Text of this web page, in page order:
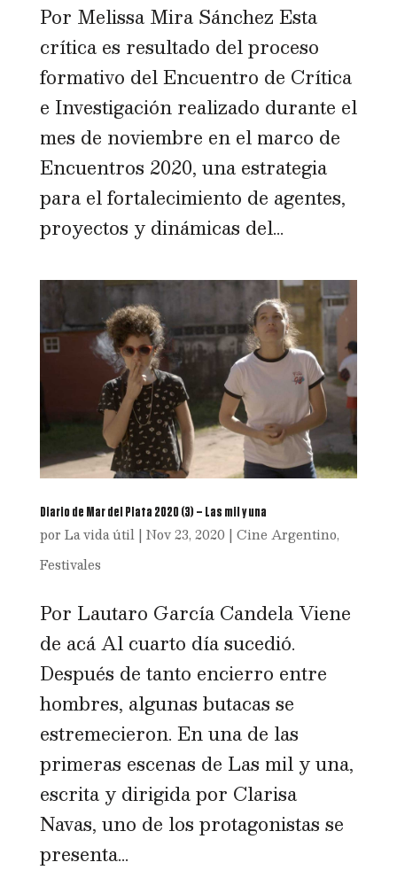
Por Melissa Mira Sánchez Esta
crítica es resultado del proceso
formativo del Encuentro de Crítica
e Investigación realizado durante el
mes de noviembre en el marco de
Encuentros 2020, una estrategia
para el fortalecimiento de agentes,
proyectos y dinámicas del...
Diario de Mar del Plata 2020 (3) – Las mil y una
por La vida útil| Nov 23, 2020 | Cine Argentino,
Festivales
Por Lautaro García Candela Viene
de acá Al cuarto día sucedió.
Después de tanto encierro entre
hombres, algunas butacas se
estremecieron. En una de las
primeras escenas de Las mil y una,
escrita y dirigida por Clarisa
Navas, uno de los protagonistas se
presenta...